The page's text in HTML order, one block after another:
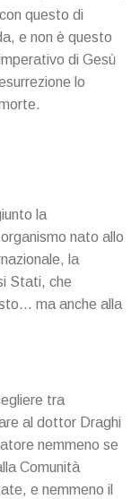
questo di
e non è questo
di Gesù
lo
la
nato allo
la
Stati, che
ma anche alla
tra
al dottor Draghi
nemmeno se
Comunità
e nemmeno il